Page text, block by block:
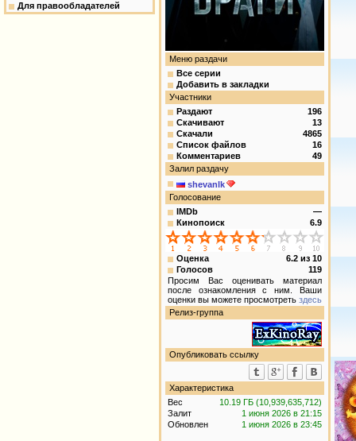
Для правообладателей
Меню раздачи
Все серии
Добавить в закладки
Участники
Раздают
196
Скачивают
13
Скачали
4865
Список файлов
16
Комментариев
49
Залил раздачу
shevanlk
Голосование
IMDb
—
Кинопоиск
6.9
Оценка 6.2 из 10
Голосов
119
Просим Вас оценивать материал
после ознакомления с ним. Ваши
оценки вы можете просмотреть здесь
Релиз-группа
Опубликовать ссылку
Характеристика
Вес
10.19 ГБ (10,939,635,712)
Залит
1 июня 2026 в 21:15
Обновлен
1 июня 2026 в 23:45